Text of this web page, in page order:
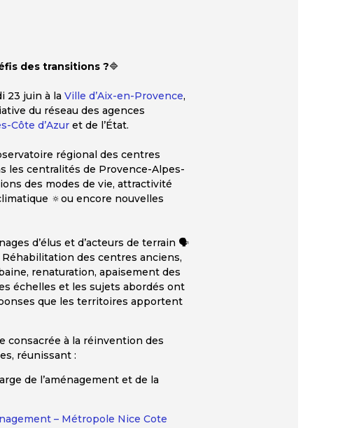
des transitions ?🔷
23 juin à laVille d’Aix-en-Provence,
du réseau des agences
Côte d’Azur et de l’État.
régional des centres
les centralités de Provence-Alpes-
des modes de vie, attractivité
🔅ou encore nouvelles
d’élus et d’acteurs de terrain 🗣️
des centres anciens,
renaturation, apaisement des
échelles et les sujets abordés ont
que les territoires apportent
consacrée à la réinvention des
réunissant :
de l’aménagement et de la
– Métropole Nice Cote